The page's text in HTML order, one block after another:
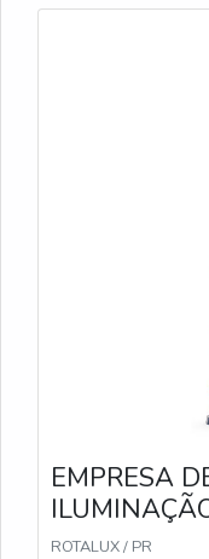
iluminação
duração de
Eco, o TL-300 é
de altura, ideal
de longa
de 17.000
100 horas no
EMPRESA
ROTALUX / PR